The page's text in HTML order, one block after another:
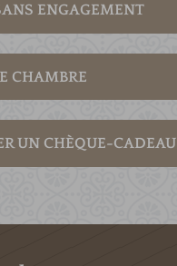
ENGAGEMENT
CHAMBRE
UN CHÈQUE-CADEAU